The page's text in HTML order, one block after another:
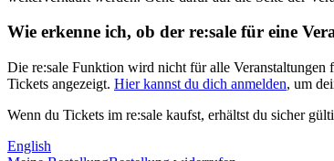
Wie erkenne ich, ob der re:sale für eine
Die re:sale Funktion wird nicht für alle Veranstaltungen
Tickets angezeigt. Hier kannst du dich anmelden, um
Wenn du Tickets im re:sale kaufst, erhältst du sicher
English